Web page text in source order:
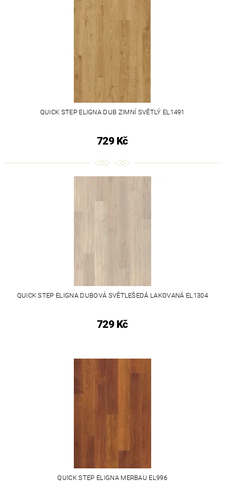
QUICK STEP ELIGNA DUB ZIMNÍ SVĚTLÝ EL1491
729 Kč
QUICK STEP ELIGNA DUBOVÁ SVĚTLEŠEDÁ LAKOVANÁ EL1304
729 Kč
QUICK STEP ELIGNA MERBAU EL996